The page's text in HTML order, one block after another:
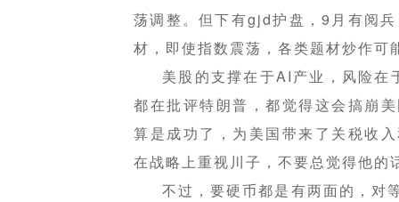
荡调整。但下有gjd护盘，9月有阅
材，即使指数震荡，各类题材炒作可
美股的支撑在于AI产业，风险
都在批评特朗普，都觉得这会搞崩
算是成功了，为美国带来了关税收
在战略上重视川子，不要总觉得他的
不过，要硬币都是有两面的，对